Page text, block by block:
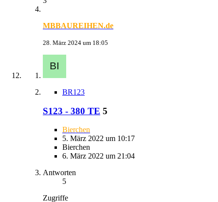
MBBAUREIHEN.de
28. März 2024 um 18:05
BR123
S123 - 380 TE 5
Bierchen
5. März 2022 um 10:17
Bierchen
6. März 2022 um 21:04
Antworten
5
Zugriffe